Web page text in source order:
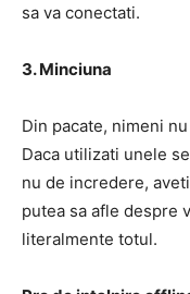
sa va conectati.
3. Minciuna
Din pacate, nimeni
Daca utilizati unele
nu de incredere,
putea sa afle despre
literalmente totul.